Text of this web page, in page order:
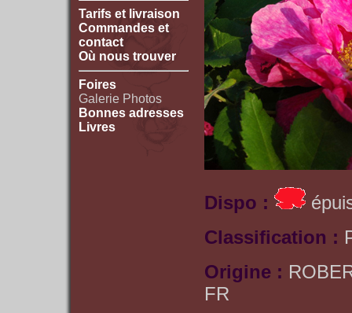
Tarifs et livraison
Commandes et
contact
Où nous trouver
Foires
Galerie Photos
Bonnes adresses
Livres
Dispo :
Classification :
Origine :
FR